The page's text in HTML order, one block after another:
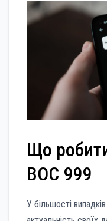
Що
ВОС 999
У більшості